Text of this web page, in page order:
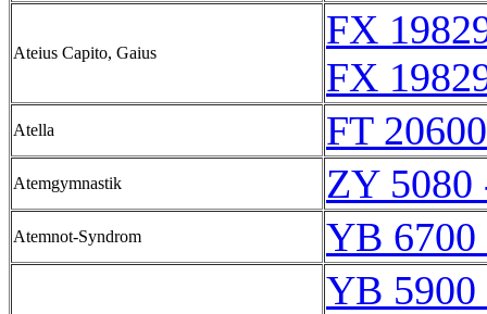
Ateius Capito, Gaius
FX
FX
Atella FT 20600
Atemgymnastik ZY 5080
Atemnot-Syndrom YB
YB